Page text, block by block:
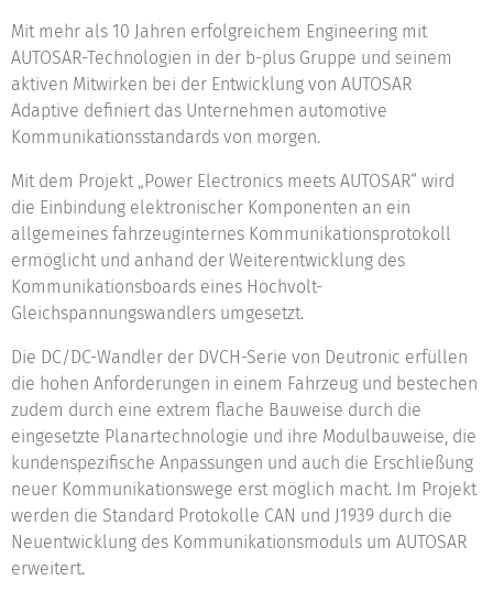
Mit mehr als 10 Jahren erfolgreichem Engineering mit
AUTOSAR-Technologien in der b-plus Gruppe und seinem
aktiven Mitwirken bei der Entwicklung von AUTOSAR
Adaptive definiert das Unternehmen automotive
Kommunikationsstandards von morgen.
Mit dem Projekt „Power Electronics meets AUTOSAR“ wird
die Einbindung elektronischer Komponenten an ein
allgemeines fahrzeuginternes Kommunikationsprotokoll
ermöglicht und anhand der Weiterentwicklung des
Kommunikationsboards eines Hochvolt-
Gleichspannungswandlers umgesetzt.
Die DC/DC-Wandler der DVCH-Serie von Deutronic erfüllen
die hohen Anforderungen in einem Fahrzeug und bestechen
zudem durch eine extrem flache Bauweise durch die
eingesetzte Planartechnologie und ihre Modulbauweise, die
kundenspezifische Anpassungen und auch die Erschließung
neuer Kommunikationswege erst möglich macht. Im Projekt
werden die Standard Protokolle CAN und J1939 durch die
Neuentwicklung des Kommunikationsmoduls um AUTOSAR
erweitert.